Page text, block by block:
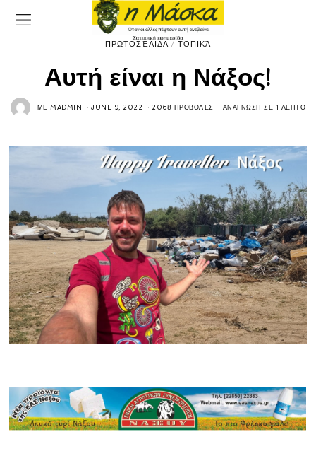
ΠΡΩΤΟΣΈΛΙΔΑ / ΤΟΠΙΚΆ
Αυτή είναι η Νάξος!
ΜΕMADMIN JUNE 9, 2022 2068 ΠΡΟΒΟΛΈΣ ΑΝΆΓΝΩΣΗ ΣΕ 1 ΛΕΠΤΌ